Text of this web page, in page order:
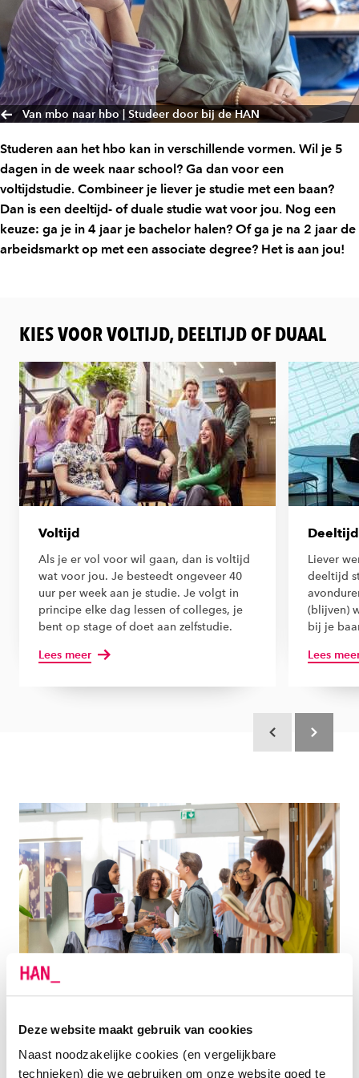
Deze website maakt gebruik van cookies
Naast noodzakelijke cookies (en vergelijkbare
technieken) die we gebruiken om onze website goed te
Van mbo naar hbo | Studeer door bij de HAN
Studeren aan het hbo kan in verschillende vormen. Wil je 5
dagen in de week naar school? Ga dan voor een
voltijdstudie. Combineer je liever je studie met een baan?
Dan is een deeltijd- of duale studie wat voor jou. Nog een
keuze: ga je in 4 jaar je bachelor halen? Of ga je na 2 jaar de
arbeidsmarkt op met een associate degree? Het is aan jou!
KIES VOOR VOLTIJD, DEELTIJD OF DUAAL
Voltijd
Als je er vol voor wil gaan, dan is voltijd
wat voor jou. Je besteedt ongeveer 40
uur per week aan je studie. Je volgt in
principe elke dag lessen of colleges, je
bent op stage of doet aan zelfstudie.
Lees meer
Deeltijd
Liever
deeltijd
(blijven)
bij je
Lees